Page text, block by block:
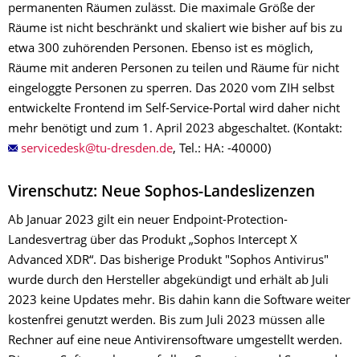
permanenten Räumen zulässt. Die maximale Größe der
Räume ist nicht beschränkt und skaliert wie bisher auf bis zu
etwa 300 zuhörenden Personen. Ebenso ist es möglich,
Räume mit anderen Personen zu teilen und Räume für nicht
eingeloggte Personen zu sperren. Das 2020 vom ZIH selbst
entwickelte Frontend im Self-Service-Portal wird daher nicht
mehr benötigt und zum 1. April 2023 abgeschaltet. (Kontakt:
, Tel.: HA: -40000)
Virenschutz: Neue Sophos-Landeslizenzen
Ab Januar 2023 gilt ein neuer Endpoint-Protection-
Landesvertrag über das Produkt „Sophos Intercept X
Advanced XDR“. Das bisherige Produkt "Sophos Antivirus"
wurde durch den Hersteller abgekündigt und erhält ab Juli
2023 keine Updates mehr. Bis dahin kann die Software weiter
kostenfrei genutzt werden. Bis zum Juli 2023 müssen alle
Rechner auf eine neue Antivirensoftware umgestellt werden.